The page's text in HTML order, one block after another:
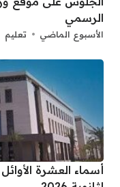
الرسمي
الأسبوع الماضي تعليم
أسماء العشرة